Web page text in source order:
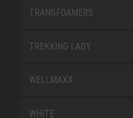
TRANSFOAMERS
TREKKING LADY
WELLMAXX
WHITE